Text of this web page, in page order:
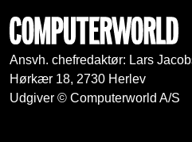
Ansvh. chefredaktør: Lars
Hørkær 18, 2730 Herlev
Udgiver © Computerworld A/S